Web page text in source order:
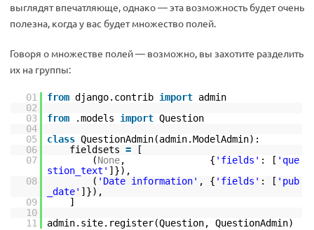
выглядят впечатляюще, однако — эта возможность будет очень
полезна, когда у вас будет множество полей.
Говоря о множестве полей — возможно, вы захотите разделить
их на группы:
01 from django.contrib import admin
02
03
from .models import Question
04
05
class QuestionAdmin(admin.ModelAdmin):
06
fieldsets =
[
07
(None, { 'fields' : [ 'que
stion_text' ]}),
08
( 'Date information' , { 'fields' : [ 'pub
_date' ]}),
09
]
10
11
admin.site.register(Question, QuestionAdmin)